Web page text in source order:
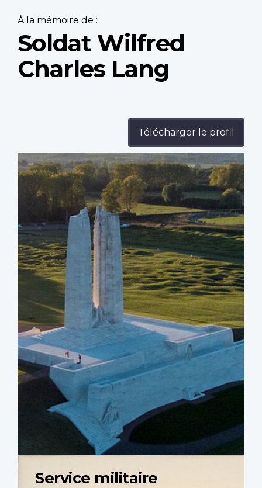
À la mémoire de :
Soldat Wilfred
Charles Lang
Télécharger le profil
Profile
image
Service militaire